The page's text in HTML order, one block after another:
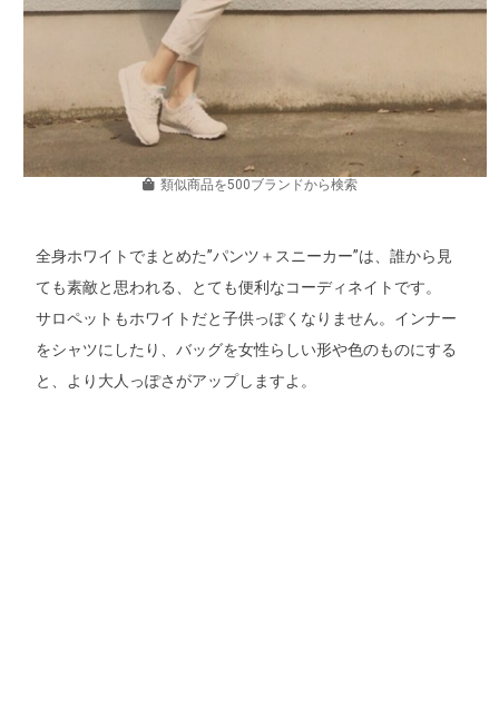
類似商品を500ブランドから検索
全身ホワイトでまとめた”パンツ＋スニーカー”は、誰から見
ても素敵と思われる、とても便利なコーディネイトです。
サロペットもホワイトだと子供っぽくなりません。インナー
をシャツにしたり、バッグを女性らしい形や色のものにする
と、より大人っぽさがアップしますよ。